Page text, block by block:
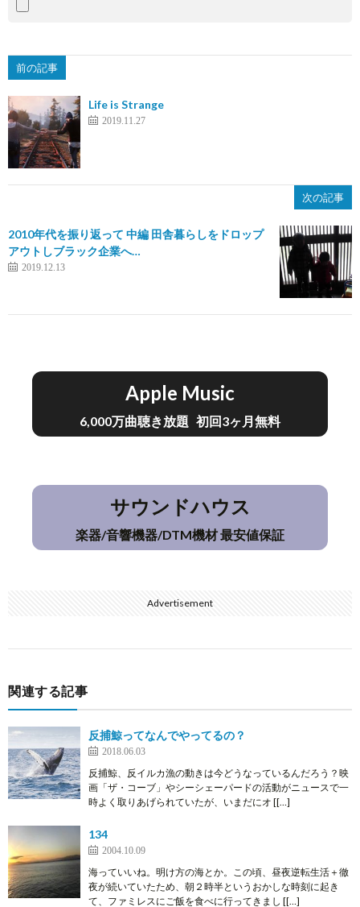
前の記事
Life is Strange
2019.11.27
次の記事
2010年代を振り返って 中編 田舎暮らしをドロップ
アウトしブラック企業へ…
2019.12.13
Apple Music
6,000万曲聴き放題 初回3ヶ月無料
サウンドハウス
楽器/音響機器/DTM機材 最安値保証
Advertisement
関連する記事
反捕鯨ってなんでやってるの？
2018.06.03
反捕鯨、反イルカ漁の動きは今どうなっているんだろう？映
画「ザ・コーブ」やシーシェーパードの活動がニュースで一
時よく取りあげられていたが、いまだにオ [[…]
134
2004.10.09
海っていいね。明け方の海とか。この頃、昼夜逆転生活＋徹
夜が続いていたため、朝２時半というおかしな時刻に起き
て、ファミレスにご飯を食べに行ってきまし [[…]